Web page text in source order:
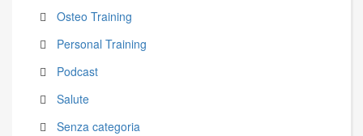
Osteo Training
Personal Training
Podcast
Salute
Senza categoria